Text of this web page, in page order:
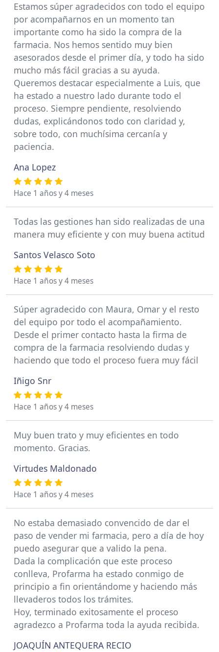
Estamos súper agradecidos con todo el equipo
por acompañarnos en un momento tan
importante como ha sido la compra de la
farmacia. Nos hemos sentido muy bien
asesorados desde el primer día, y todo ha sido
mucho más fácil gracias a su ayuda.
Queremos destacar especialmente a Luis, que
ha estado a nuestro lado durante todo el
proceso. Siempre pendiente, resolviendo
dudas, explicándonos todo con claridad y,
sobre todo, con muchísima cercanía y
paciencia.
Ana Lopez
Hace 1 años y 4 meses
Todas las gestiones han sido realizadas de una
manera muy eficiente y con muy buena actitud
Santos Velasco Soto
Hace 1 años y 4 meses
Súper agradecido con Maura, Omar y el resto
del equipo por todo el acompañamiento.
Desde el primer contacto hasta la firma de
compra de la farmacia resolviendo dudas y
haciendo que todo el proceso fuera muy fácil
Iñigo Snr
Hace 1 años y 4 meses
Muy buen trato y muy eficientes en todo
momento. Gracias.
Virtudes Maldonado
Hace 1 años y 4 meses
No estaba demasiado convencido de dar el
paso de vender mi farmacia, pero a día de hoy
puedo asegurar que a valido la pena.
Dada la complicación que este proceso
conlleva, Profarma ha estado conmigo de
principio a fin orientándome y haciendo más
llevaderos todos los trámites.
Hoy, terminado exitosamente el proceso
agradezco a Profarma toda la ayuda recibida.
JOAQUÍN ANTEQUERA RECIO